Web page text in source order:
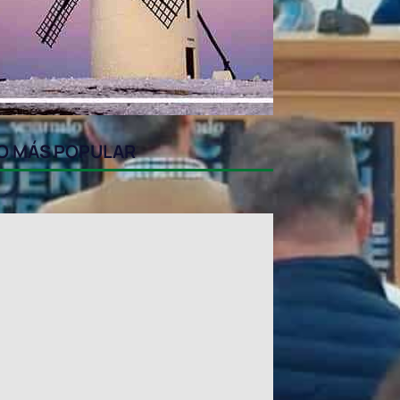
MÁS POPULAR